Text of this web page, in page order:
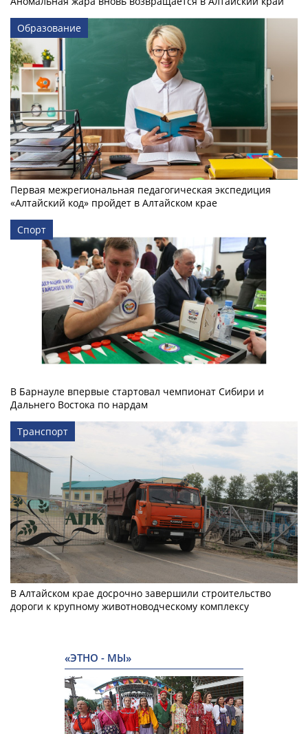
Образование
Первая межрегиональная педагогическая экспедиция
«Алтайский код» пройдет в Алтайском крае
Спорт
В Барнауле впервые стартовал чемпионат Сибири и
Дальнего Востока по нардам
Транспорт
В Алтайском крае досрочно завершили строительство
дороги к крупному животноводческому комплексу
«ЭТНО - МЫ»